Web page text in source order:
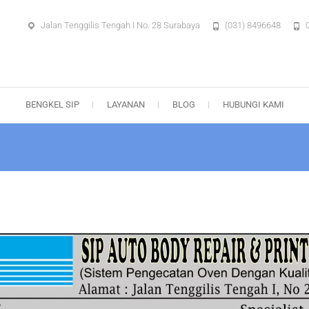
Jalan Tenggilis Tengah I No. 28 Surabaya (031) 8496648
BENGKEL SIP LAYANAN BLOG HUBUNGI KAMI